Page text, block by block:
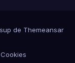
de Themeansar